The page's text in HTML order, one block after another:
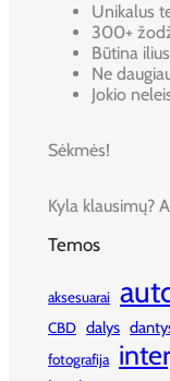
Unikalus
300+
Būtina
Ne
Jokio
Sėkmės!
Kyla klausimų?
Temos
aksesuarai
CBD dalys
fotografija